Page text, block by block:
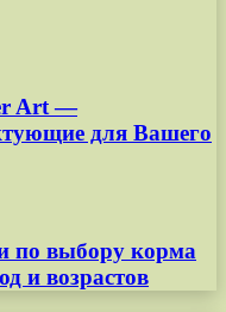
Art —
для Вашего
по выбору корма
и возрастов